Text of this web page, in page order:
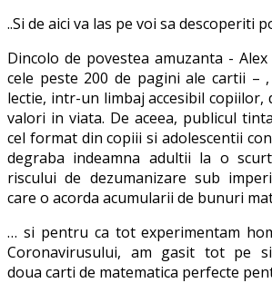
..Si de aici va las pe voi sa descoperiti
Dincolo de povestea amuzanta ­-
cele peste 200 de pagini ale cartii –
lectie, intr-un limbaj accesibil copiilor,
valori in viata. De aceea, publicul
cel format din copiii si adolescentii
degraba indeamna adultii la o
riscului de dezumanizare sub
care o acorda acumularii de bunuri
… si pentru ca tot experimentam
Coronavirusului, am gasit tot pe
doua carti de matematica perfecte